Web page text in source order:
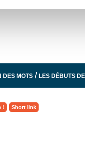
DES MOTS /LES DÉBUTS
! Short link